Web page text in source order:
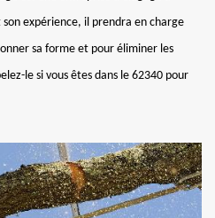
expérience, il prendra en charge
sa forme et pour éliminer les
le si vous êtes dans le 62340 pour